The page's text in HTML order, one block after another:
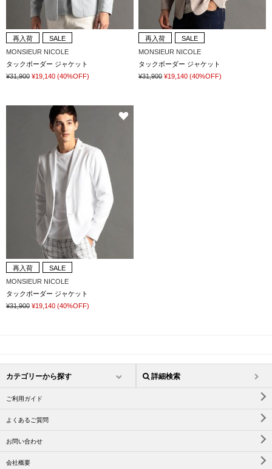
再入荷
SALE
MONSIEUR NICOLE
タックボーダー ジャケット
¥31,900 ¥19,140 (40%OFF)
再入荷
SALE
MONSIEUR NICOLE
タックボーダー ジャケット
¥31,900 ¥19,140 (40%OFF)
再入荷
SALE
MONSIEUR NICOLE
タックボーダー ジャケット
¥31,900 ¥19,140 (40%OFF)
カテゴリーから探す 詳細検索
ご利用ガイド
よくあるご質問
お問い合わせ
会社概要